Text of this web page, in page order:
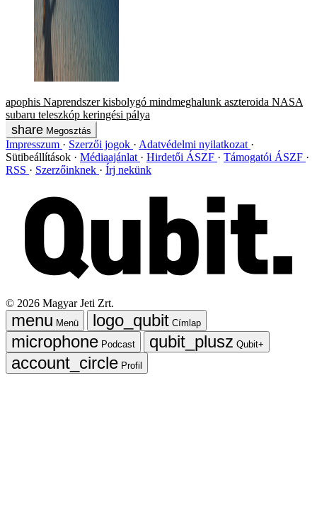
apophis Naprendszer kisbolygó mindmeghalunk aszteroida NASA
subaru teleszkóp keringési pálya
Megosztás
Impresszum Szerzői jogok
Adatvédelmi nyilatkozat
Sütibeállítások
Médiaajánlat Hirdetői ÁSZF
Támogatói ÁSZF
RSS
Szerzőinknek Írj nekünk
© 2026 Magyar Jeti Zrt.
Menü
Címlap
Podcast
Qubit+
Profil